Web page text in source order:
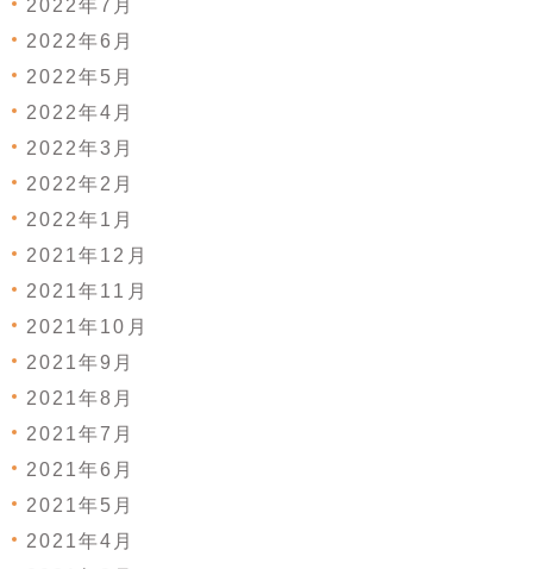
2022年7月
2022年6月
2022年5月
2022年4月
2022年3月
2022年2月
2022年1月
2021年12月
2021年11月
2021年10月
2021年9月
2021年8月
2021年7月
2021年6月
2021年5月
2021年4月